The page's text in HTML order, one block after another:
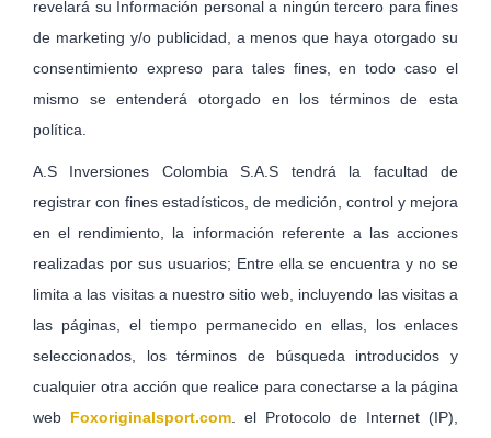
revelará su Información personal a ningún tercero para fines
de marketing y/o publicidad, a menos que haya otorgado su
consentimiento expreso para tales fines, en todo caso el
mismo se entenderá otorgado en los términos de esta
política.
A.S Inversiones Colombia S.A.S tendrá la facultad de
registrar con fines estadísticos, de medición, control y mejora
en el rendimiento, la información referente a las acciones
realizadas por sus usuarios; Entre ella se encuentra y no se
limita a las visitas a nuestro sitio web, incluyendo las visitas a
las páginas, el tiempo permanecido en ellas, los enlaces
seleccionados, los términos de búsqueda introducidos y
cualquier otra acción que realice para conectarse a la página
web Foxoriginalsport.com. el Protocolo de Internet (IP),